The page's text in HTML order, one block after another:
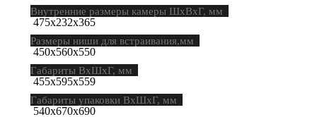
Внутренние размеры камеры ШхВхГ, мм
475х232х365
Размеры ниши для встраивания,мм
450х560х550
Габариты ВхШхГ, мм
455х595х559
Габариты упаковки ВхШхГ, мм
540х670х690